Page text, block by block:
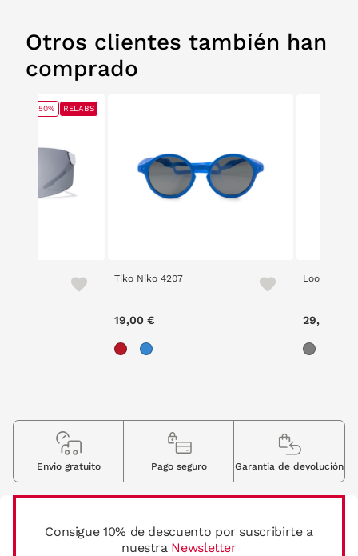
Otros clientes también han
comprado
50% RELABS
Tiko Niko 4207
19,00 €
Loom 2403
29,00 €
Consigue 10% de descuento por suscribirte a
nuestra Newsletter
Envio gratuito Pago seguro Garantia de devolución